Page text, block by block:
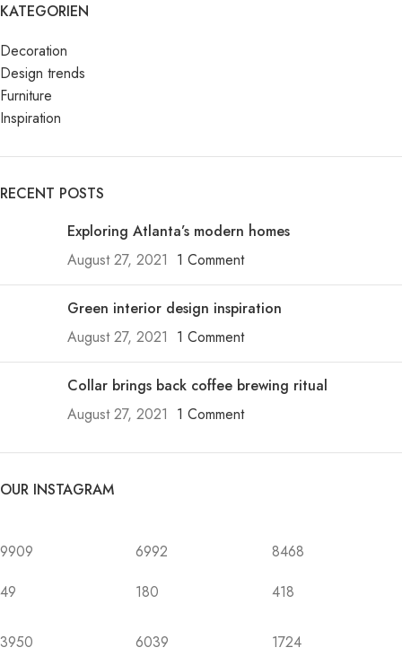
KATEGORIEN
Decoration
Design trends
Furniture
Inspiration
RECENT POSTS
Exploring Atlanta’s modern homes
August 27, 2021 1 Comment
Green interior design inspiration
August 27, 2021 1 Comment
Collar brings back coffee brewing ritual
August 27, 2021 1 Comment
OUR INSTAGRAM
9909
49
6992
180
8468
418
3950
6039
1724